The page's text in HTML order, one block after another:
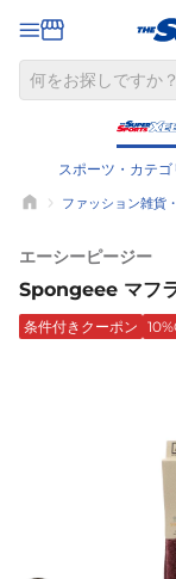
スポーツ・カテゴ
ファッション雑貨
エーシーピージー
Spongeee マフ
条件付きクーポン